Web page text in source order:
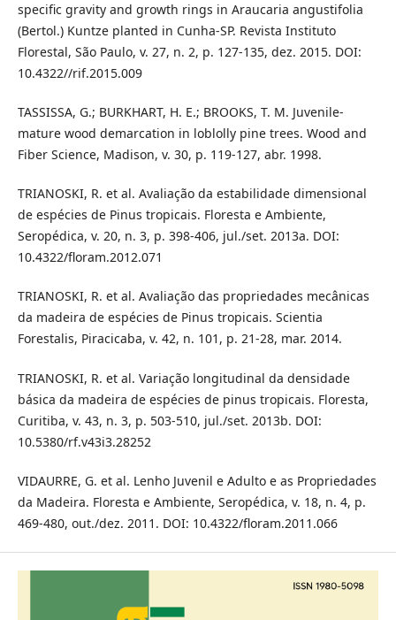
specific gravity and growth rings in Araucaria angustifolia
(Bertol.) Kuntze planted in Cunha-SP. Revista Instituto
Florestal, São Paulo, v. 27, n. 2, p. 127-135, dez. 2015. DOI:
10.4322//rif.2015.009
TASSISSA, G.; BURKHART, H. E.; BROOKS, T. M. Juvenile-
mature wood demarcation in loblolly pine trees. Wood and
Fiber Science, Madison, v. 30, p. 119-127, abr. 1998.
TRIANOSKI, R. et al. Avaliação da estabilidade dimensional
de espécies de Pinus tropicais. Floresta e Ambiente,
Seropédica, v. 20, n. 3, p. 398-406, jul./set. 2013a. DOI:
10.4322/floram.2012.071
TRIANOSKI, R. et al. Avaliação das propriedades mecânicas
da madeira de espécies de Pinus tropicais. Scientia
Forestalis, Piracicaba, v. 42, n. 101, p. 21-28, mar. 2014.
TRIANOSKI, R. et al. Variação longitudinal da densidade
básica da madeira de espécies de pinus tropicais. Floresta,
Curitiba, v. 43, n. 3, p. 503-510, jul./set. 2013b. DOI:
10.5380/rf.v43i3.28252
VIDAURRE, G. et al. Lenho Juvenil e Adulto e as Propriedades
da Madeira. Floresta e Ambiente, Seropédica, v. 18, n. 4, p.
469-480, out./dez. 2011. DOI: 10.4322/floram.2011.066